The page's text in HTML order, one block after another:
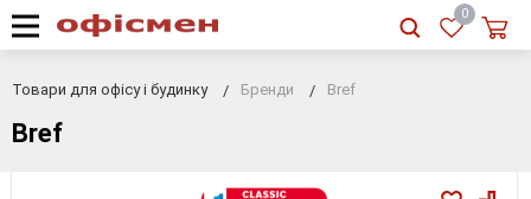
RU
0
Товари для офісу і будинку Бренди Bref
Bref